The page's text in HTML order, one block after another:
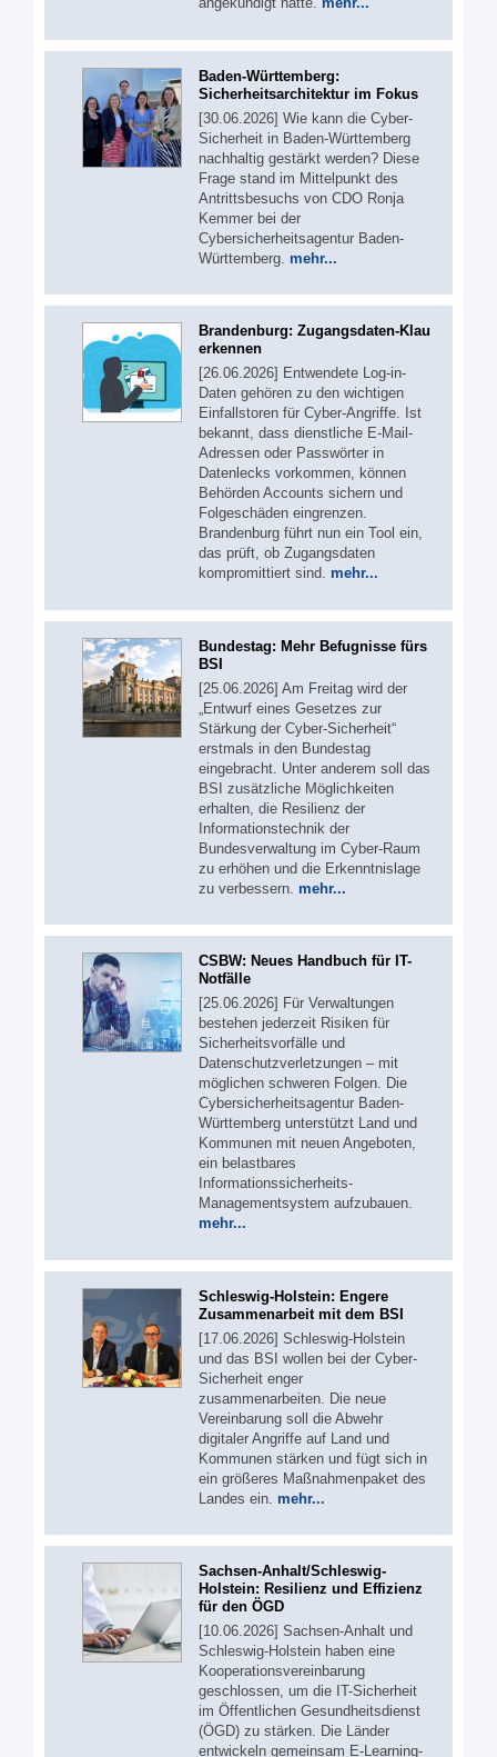
Baden-Württemberg:
Sicherheitsarchitektur im Fokus
[30.06.2026] Wie kann die Cyber-
Sicherheit in Baden-Württemberg
nachhaltig gestärkt werden? Diese
Frage stand im Mittelpunkt des
Antrittsbesuchs von CDO Ronja
Kemmer bei der
Cybersicherheitsagentur Baden-
Württemberg. mehr...
Brandenburg: Zugangsdaten-Klau
erkennen
[26.06.2026] Entwendete Log-in-
Daten gehören zu den wichtigen
Einfallstoren für Cyber-Angriffe. Ist
bekannt, dass dienstliche E-Mail-
Adressen oder Passwörter in
Datenlecks vorkommen, können
Behörden Accounts sichern und
Folgeschäden eingrenzen.
Brandenburg führt nun ein Tool ein,
das prüft, ob Zugangsdaten
kompromittiert sind. mehr...
Bundestag: Mehr Befugnisse fürs
BSI
[25.06.2026] Am Freitag wird der
„Entwurf eines Gesetzes zur
Stärkung der Cyber-Sicherheit“
erstmals in den Bundestag
eingebracht. Unter anderem soll das
BSI zusätzliche Möglichkeiten
erhalten, die Resilienz der
Informationstechnik der
Bundesverwaltung im Cyber-Raum
zu erhöhen und die Erkenntnislage
zu verbessern. mehr...
CSBW: Neues Handbuch für IT-
Notfälle
[25.06.2026] Für Verwaltungen
bestehen jederzeit Risiken für
Sicherheitsvorfälle und
Datenschutzverletzungen – mit
möglichen schweren Folgen. Die
Cybersicherheitsagentur Baden-
Württemberg unterstützt Land und
Kommunen mit neuen Angeboten,
ein belastbares
Informationssicherheits-
Managementsystem aufzubauen.
mehr...
Schleswig-Holstein: Engere
Zusammenarbeit mit dem BSI
[17.06.2026] Schleswig-Holstein
und das BSI wollen bei der Cyber-
Sicherheit enger
zusammenarbeiten. Die neue
Vereinbarung soll die Abwehr
digitaler Angriffe auf Land und
Kommunen stärken und fügt sich in
ein größeres Maßnahmenpaket des
Landes ein. mehr...
Sachsen-Anhalt/Schleswig-
Holstein: Resilienz und Effizienz
für den ÖGD
[10.06.2026] Sachsen-Anhalt und
Schleswig-Holstein haben eine
Kooperationsvereinbarung
geschlossen, um die IT-Sicherheit
im Öffentlichen Gesundheitsdienst
(ÖGD) zu stärken. Die Länder
entwickeln gemeinsam E-Learning-